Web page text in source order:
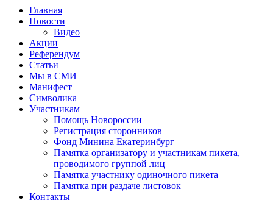
Главная
Новости
Видео
Акции
Референдум
Статьи
Мы в СМИ
Манифест
Символика
Участникам
Помощь Новороссии
Регистрация сторонников
Фонд Минина Екатеринбург
Памятка организатору и участникам пикета,
проводимого группой лиц
Памятка участнику одиночного пикета
Памятка при раздаче листовок
Контакты